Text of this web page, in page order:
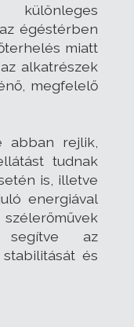
különleges
égéstérben
miatt
alkatrészek
megfelelő
abban rejlik,
tudnak
is, illetve
energiával
segítve az
és